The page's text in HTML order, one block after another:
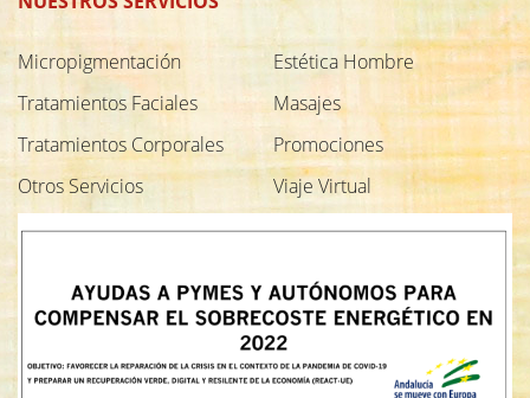
Micropigmentación
Tratamientos Faciales
Tratamientos Corporales
Otros Servicios
Estética Hombre
Masajes
Promociones
Viaje Virtual